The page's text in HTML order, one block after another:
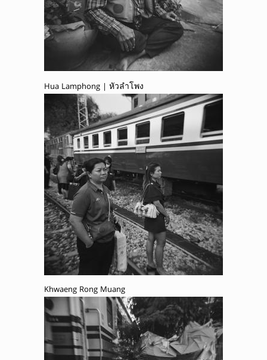
Hua Lamphong | หัวลำโพง
Khwaeng Rong Muang